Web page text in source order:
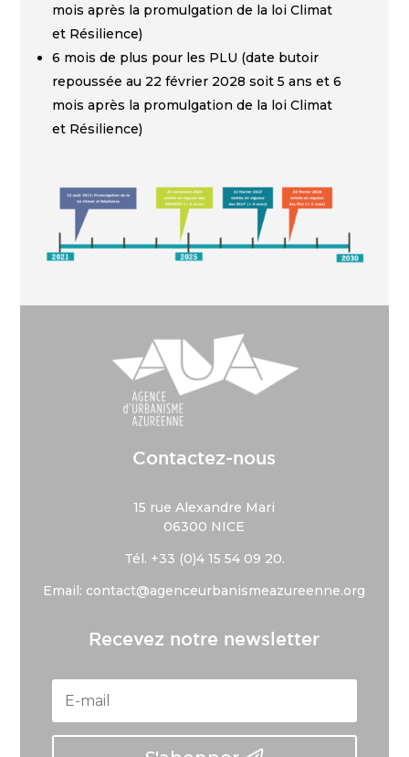
mois après la promulgation de la loi Climat
et Résilience)
6 mois de plus pour les PLU (date butoir
repoussée au 22 février 2028 soit 5 ans et 6
mois après la promulgation de la loi Climat
et Résilience)
Contactez-nous
15 rue Alexandre Mari
06300 NICE
Tél. +33 (0)4 15 54 09 20.
Email: contact@agenceurbanismeazureenne.org
Recevez notre newsletter